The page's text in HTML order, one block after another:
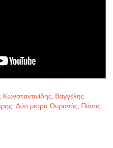
Κωνσταντινίδης Βαγγέλης
Δύο μετρα Ουρανός Πάνος